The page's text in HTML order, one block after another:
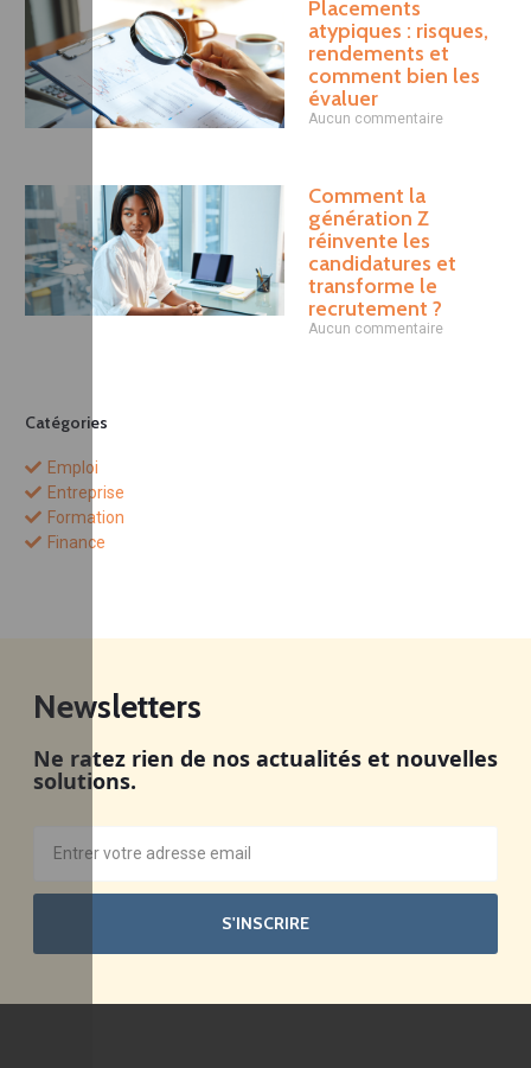
Placements
atypiques : risques,
rendements et
comment bien les
évaluer
Aucun commentaire
Comment la
génération Z
réinvente les
candidatures et
transforme le
recrutement ?
Aucun commentaire
Catégories
Emploi
Entreprise
Formation
Finance
Newsletters
Ne ratez rien de nos actualités et nouvelles
solutions.
S'INSCRIRE